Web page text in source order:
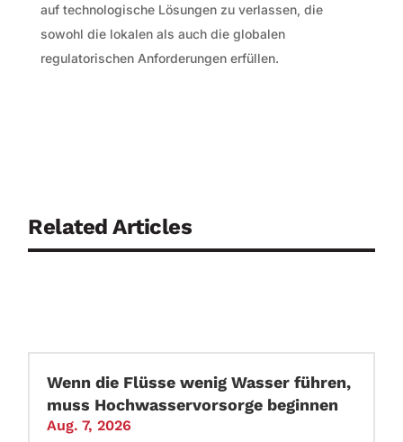
auf technologische Lösungen zu verlassen, die
sowohl die lokalen als auch die globalen
regulatorischen Anforderungen erfüllen.
Related Articles
Wenn die Flüsse wenig Wasser führen,
muss Hochwasservorsorge beginnen
Aug. 7, 2026